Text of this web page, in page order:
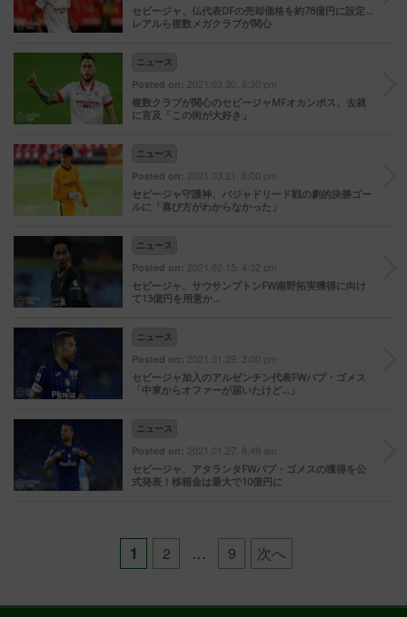
セビージャ、仏代表DFの売却価格を約78億円に設定…
レアルら複数メガクラブが関心
ニュース
Posted on: 2021.03.30. 6:30 pm
複数クラブが関心のセビージャMFオカンポス、去就
に言及「この街が大好き」
ニュース
Posted on: 2021.03.21. 6:00 pm
セビージャ守護神、バジャドリード戦の劇的決勝ゴー
ルに「喜び方がわからなかった」
ニュース
Posted on: 2021.02.15. 4:32 pm
セビージャ、サウサンプトンFW南野拓実獲得に向け
て13億円を用意か…
ニュース
Posted on: 2021.01.29. 3:00 pm
セビージャ加入のアルゼンチン代表FWパプ・ゴメス
「中東からオファーが届いたけど…」
ニュース
Posted on: 2021.01.27. 8:49 am
セビージャ、アタランタFWパプ・ゴメスの獲得を公
式発表！移籍金は最大で10億円に
Posts
pagination
1 2 … 9 次へ